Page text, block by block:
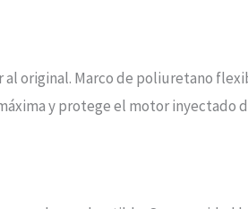
original. Marco de poliuretano
y protege el motor inyectado